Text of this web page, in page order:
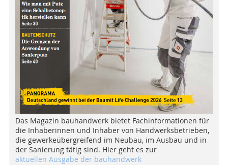
Das Magazin bauhandwerk bietet Fachinformationen für
die Inhaberinnen und Inhaber von Handwerksbetrieben,
die gewerkeübergreifend im Neubau, im Ausbau und in
der Sanierung tätig sind. Hier geht es zur
aktuellen Ausgabe der bauhandwerk